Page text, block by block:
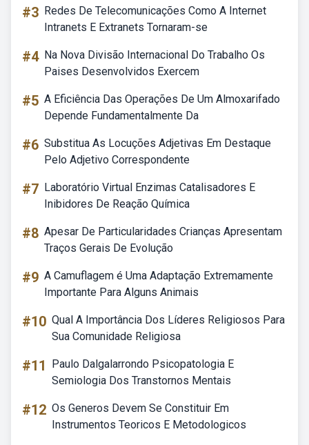
#3 Redes De Telecomunicações Como A Internet
Intranets E Extranets Tornaram-se
#4 Na Nova Divisão Internacional Do Trabalho Os
Paises Desenvolvidos Exercem
#5 A Eficiência Das Operações De Um Almoxarifado
Depende Fundamentalmente Da
#6 Substitua As Locuções Adjetivas Em Destaque
Pelo Adjetivo Correspondente
#7 Laboratório Virtual Enzimas Catalisadores E
Inibidores De Reação Química
#8 Apesar De Particularidades Crianças Apresentam
Traços Gerais De Evolução
#9 A Camuflagem é Uma Adaptação Extremamente
Importante Para Alguns Animais
#10 Qual A Importância Dos Líderes Religiosos Para
Sua Comunidade Religiosa
#11
Paulo Dalgalarrondo Psicopatologia E
Semiologia Dos Transtornos Mentais
#12 Os Generos Devem Se Constituir Em
Instrumentos Teoricos E Metodologicos